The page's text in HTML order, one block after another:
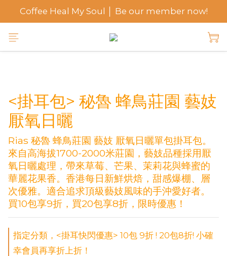
Coffee Heal My Soul │ Be our member now!
<掛耳包> 秘魯 蜂鳥莊園 藝妓
厭氧日曬
Rias 秘魯 蜂鳥莊園 藝妓 厭氧日曬單包掛耳包。
來自高海拔1700-2000米莊園，藝妓品種採用厭
氧日曬處理，帶來草莓、芒果、茉莉花與蜂蜜的
華麗花果香。香港每日新鮮烘焙，甜感爆棚、層
次優雅。適合追求頂級藝妓風味的手沖愛好者。
買10包享9折，買20包享8折，限時優惠！
指定分類，<掛耳快閃優惠> 10包 9折 ! 20包8折! 小確
幸會員再享折上折！